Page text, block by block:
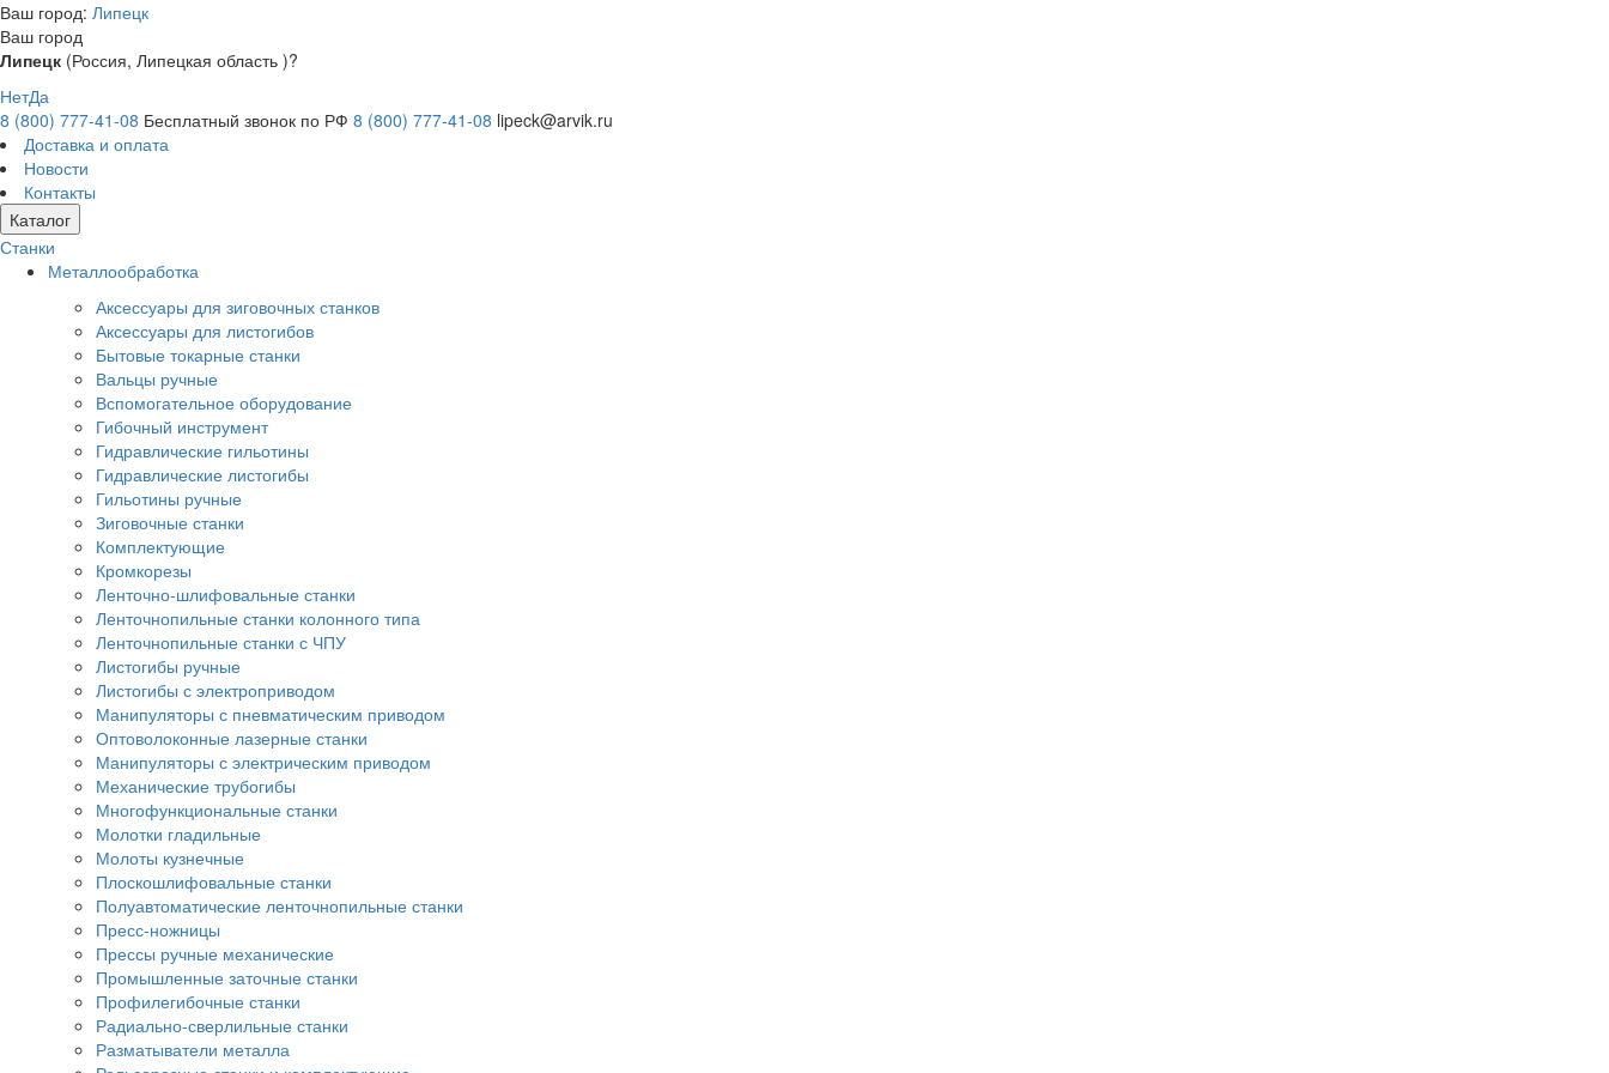
Ваш город: Липецк
Ваш город
Липецк (Россия, Липецкая область )?
НетДа
8 (800) 777-41-08 Бесплатный звонок по РФ 8 (800) 777-41-08 lipeck@arvik.ru
Доставка и оплата
Новости
Контакты
Каталог
Станки
Металлообработка
Аксессуары для зиговочных станков
Аксессуары для листогибов
Бытовые токарные станки
Вальцы ручные
Вспомогательное оборудование
Гибочный инструмент
Гидравлические гильотины
Гидравлические листогибы
Гильотины ручные
Зиговочные станки
Комплектующие
Кромкорезы
Ленточно-шлифовальные станки
Ленточнопильные станки колонного типа
Ленточнопильные станки с ЧПУ
Листогибы ручные
Листогибы с электроприводом
Манипуляторы с пневматическим приводом
Оптоволоконные лазерные станки
Манипуляторы с электрическим приводом
Механические трубогибы
Многофункциональные станки
Молотки гладильные
Молоты кузнечные
Плоскошлифовальные станки
Полуавтоматические ленточнопильные станки
Пресс-ножницы
Прессы ручные механические
Промышленные заточные станки
Профилегибочные станки
Радиально-сверлильные станки
Разматыватели металла